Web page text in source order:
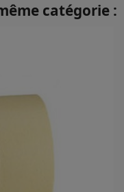
catégorie :